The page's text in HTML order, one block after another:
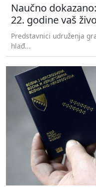
Naučno
22. godine vaš
Predstavnici udruženja
hlađ...